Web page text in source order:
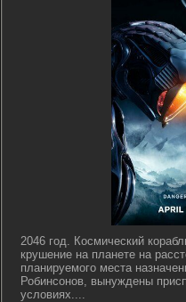
2046 год. Космический
крушение на планете на
планируемого места
Робинсонов, вынуждены
условиях....